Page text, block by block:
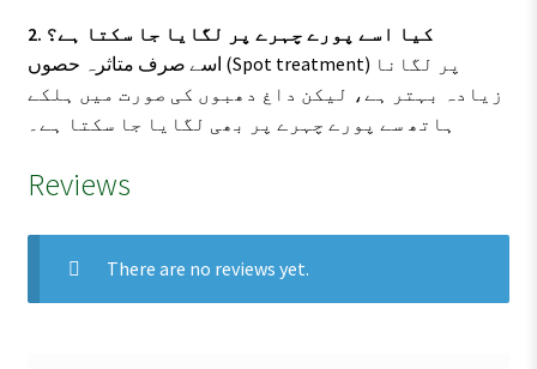
2. کیا اسے پورے چہرے پر لگایا جا سکتا ہے؟
اسے صرف متاثرہ حصوں (Spot treatment) پر لگانا
زیادہ بہتر ہے، لیکن داغ دھبوں کی صورت میں ہلکے
ہاتھ سے پورے چہرے پر بھی لگایا جا سکتا ہے۔
Reviews
There are no reviews yet.